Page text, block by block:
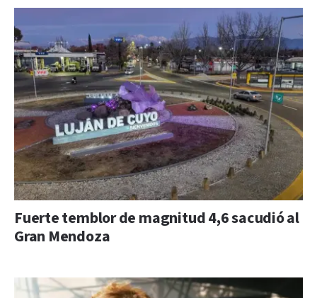
Fuerte temblor de magnitud 4,6 sacudió al
Gran Mendoza